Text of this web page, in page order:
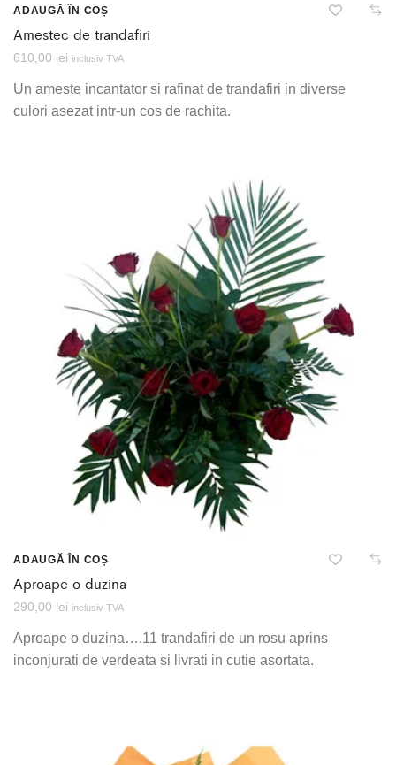
ADAUGĂ ÎN COȘ
Amestec de trandafiri
610,00 lei inclusiv TVA
Un ameste incantator si rafinat de trandafiri in diverse
culori asezat intr-un cos de rachita.
ADAUGĂ ÎN COȘ
Aproape o duzina
290,00 lei inclusiv TVA
Aproape o duzina….11 trandafiri de un rosu aprins
inconjurati de verdeata si livrati in cutie asortata.